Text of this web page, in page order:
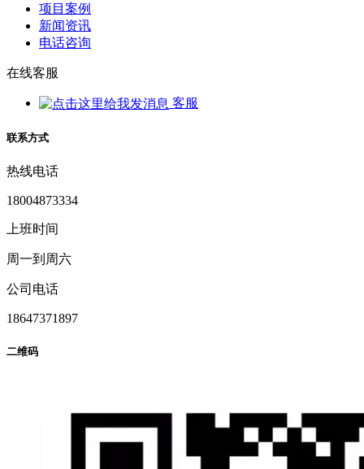
项目案例
新闻资讯
电话咨询
在线客服
客服
联系方式
热线电话
18004873334
上班时间
周一到周六
公司电话
18647371897
二维码